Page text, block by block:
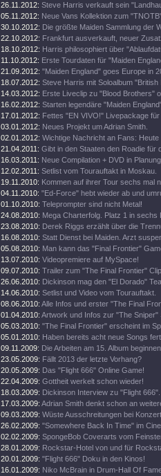
26.11.2012: Steve Harris verkauft sein
05.11.2012: Neue Vans Kollektion zum
30.10.2012: Die größte Maiden Sammlung der
22.10.2012: Frankfurt ausverkauft, neuer
18.10.2012: Harris philosophiert über
11.10.2012: Erste Tourdaten für "Maiden
21.09.2012: "Maiden England" goes Europe in
18.07.2012: Steve Harris mit Soloalbum "British
14.03.2012: Erste Liveclip zu "Blood Brothers"
16.02.2012: Starten legendäre "Maiden
17.01.2012: Fettes "EN VIVO!" Livepackage
03.01.2012: Neues Projekt um Adrian Smith.
02.01.2012: Wichtige Nachricht an Fans: Heute
21.04.2011: Gibt in den Staaten den Roadie für
16.03.2011: Neue Compilation + DVD in
12.02.2011: Setlist vom Tourauftakt in Moskau.
19.11.2010: Kommen auf ihrer Tour sechs mal
04.11.2010: "Ed-Force" hebt wieder ab und
01.10.2010: Teleprompter sind nicht Metal!
24.08.2010: Mega Charterfolg. Platz 1 in sechs
23.08.2010: Derek Riggs erzählt über die
16.08.2010: Statt Dienst bei Maiden. Arzt
05.08.2010: Man kann das "Final Frontier"
13.07.2010: Videopremiere auf MySpace!
09.07.2010: Trailer zum "The Final Frontier"
26.06.2010: Dickinson mag den "El Dorado"
14.06.2010: Setlist und Video vom Tourauftakt.
08.06.2010: Alle Infos und erster "The Final
01.04.2010: Artwork und Infos zur "The Sniper"
05.03.2010: "The Final Frontier" erscheint im
05.01.2010: Haben bereits acht neue Songs
09.11.2009: Die Arbeiten am 15. Album
23.05.2009: Fällt 2013 der letzte Vorhang?
20.05.2009: Das "Flight 666" Online Game!
22.04.2009: Gottheit werkelt schon wieder!
18.03.2009: Dickinson Interview zu "Flight 666".
17.03.2009: Adrian Smith denkt schon an
09.03.2009: Wüste Ausschreitungen bei
26.02.2009: "Somewhere Back In Time" im
02.02.2009: SpongeBob Coverarts vom
28.01.2009: Rockstar-Hotel von und für
20.01.2009: "Flight 666" Doku in den Kinos!
16.01.2009: Niko McBrain in Drum-Hall Of